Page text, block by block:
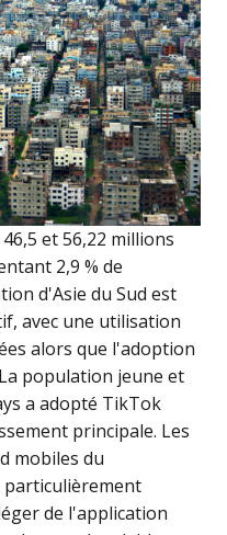
et 56,22 millions
2,9 % de
d'Asie du Sud est
avec une utilisation
alors que l'adoption
population jeune et
a adopté TikTok
principale. Les
mobiles du
de l'application